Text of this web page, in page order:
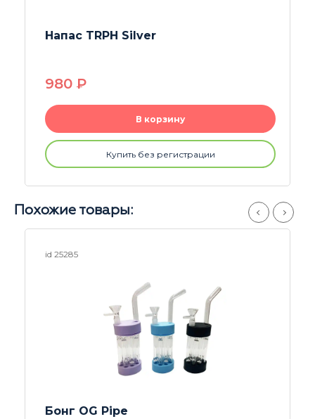
Напас TRPH Silver
980 P
В корзину
Купить без регистрации
Похожие товары:
id 25285
Бонг OG Pipe